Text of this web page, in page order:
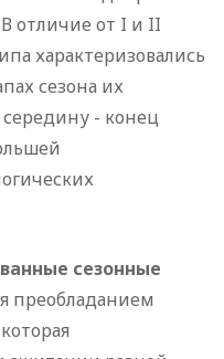
отличие от I и II
характеризовались
сезона их
- конец
сезонные
преобладанием